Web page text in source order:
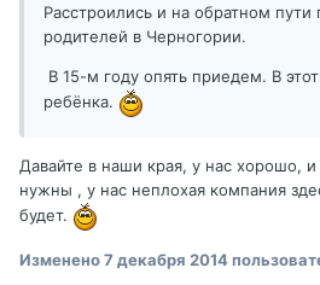
Расстроились и на обратном
родителей в Черногории.
В 15-м году опять приедем. В
ребёнка.
Давайте в наши края, у нас хорошо,
нужны , у нас неплохая компания
будет.
Изменено7 декабря 2014